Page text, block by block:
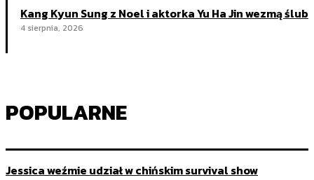
Kang Kyun Sung z Noel i aktorka Yu Ha Jin wezmą ślub
4 sierpnia, 2026
POPULARNE
Jessica weźmie udział w chińskim survival show